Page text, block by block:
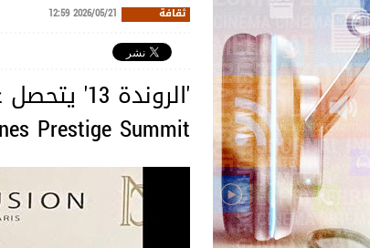
ثقافة 2026/05/21 12:59
'الروندة
Prestige Summit